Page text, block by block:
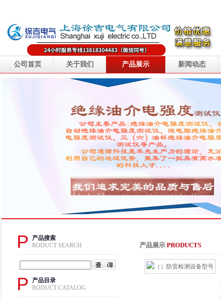
公司首页 关于我们 产品展示 新闻动态
P
产品搜索
RODUCT SEARCH
P
产品目录
RODUCT CATALOG
产品展示 PRODUCTS